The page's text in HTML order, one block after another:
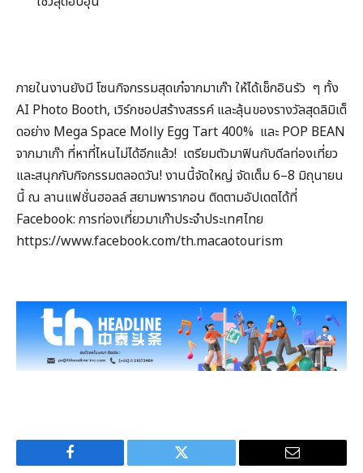
ภายในงานยังมี โซนกิจกรรมสุดเก๋จากมาเก๊า ให้ได้เช็กอินรัว ๆ ทั้ง
AI Photo Booth, เวิร์กชอปสร้างสรรค์ และลุ้นของรางวัลสุดลิมิเต็
ดอย่าง Mega Space Molly Egg Tart 400% และ POP BEAN
จากมาเก๊า ที่หาที่ไหนไม่ได้อีกแล้ว! เตรียมตัวมาฟินกับดีลท่องเที่ยว
และสนุกกับกิจกรรมตลอดวัน! งานนี้จัดใหญ่ จัดเต็ม 6–8 มิถุนายน
นี้ ณ ลานแฟชั่นฮอลล์ สยามพารากอน ติดตามอัปเดตได้ที่
Facebook: การท่องเที่ยวมาเก๊าประจำประเทศไทย
https://www.facebook.com/th.macaotourism
Facebook Twitter Email